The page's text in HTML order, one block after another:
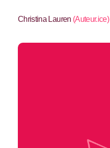
Christina Lauren (Auteur.ice)